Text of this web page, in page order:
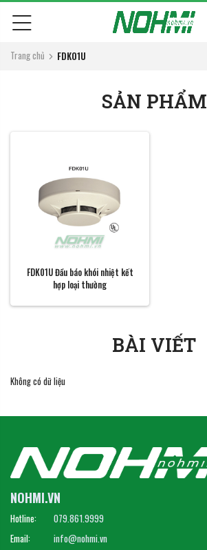
Trang chủ FDK01U
SẢN PHẨM
FDK01U Đầu báo khói nhiệt kết
hợp loại thường
BÀI VIẾT
Không có dữ liệu
NOHMI.VN
Hotline:
079.861.9999
Email:
info@nohmi.vn